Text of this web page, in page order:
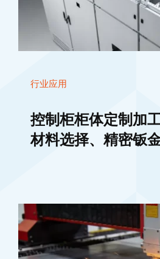
行业应用
控制柜柜体定制加
材料选择、精密钣